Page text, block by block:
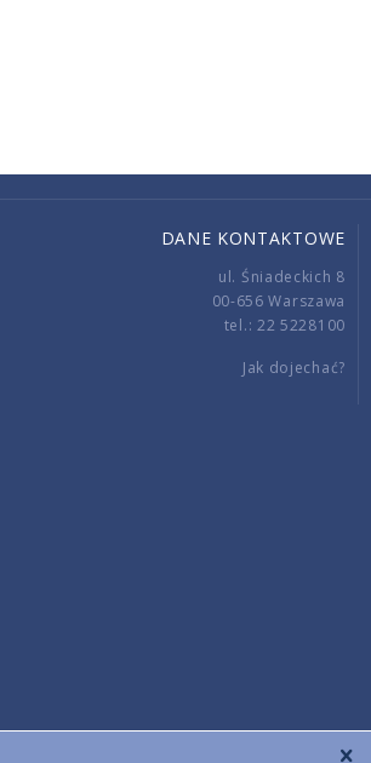
DANE KONTAKTOWE
ul. Śniadeckich 8
00-656 Warszawa
tel.: 22 5228100
Jak dojechać?